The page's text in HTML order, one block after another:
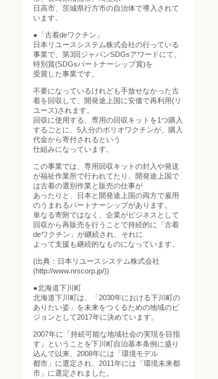
日高市、茨城県行方市の自治体で導入されて
います。
●「古着deワクチン」
日本リユースシステム株式会社の行っている
事業で、第3回ジャパンSDGsアワードにて、
特別賞(SDGsパートナーシップ賞)を
受賞した事業です。
不要になっているけれども手放せなかった古
着を回収して、開発途上国に安価で再利用(リ
ユース)されます。
回収に使用する、専用の回収キットを1つ購入
するごとに、5人分のポリオワクチンが、購入
代金から寄付されるという
仕組みになっています。
この事業では、専用回収キットの封入や発送
が福祉作業所で行われてたり、開発途上国で
は古着の選別作業と販売の仕事が
あったりと、日本と開発途上国の両方で雇用
のうまれるパートナーシップがあります。
単なる寄附ではなく、企業がビジネスとして
回収から再販売を行うことで持続的に「古着
deワクチン」が継続され、それに
よって支援も継続的なものになっています。
(出典：日本リユースシステム株式会社
(http://www.nrscorp.jp/))
●北海道下川町
北海道下川町は、「2030年における下川町の
ありたい姿」を未来をつくるための地域のビ
ジョンとして2017年に決めています。
2007年に「持続可能な地域社会の実現を目指
す」ということを下川町自治基本条例に盛り
込んで以来、2008年には「環境モデル
都市」に選定され、2011年には「環境未来都
市」に選定されました。